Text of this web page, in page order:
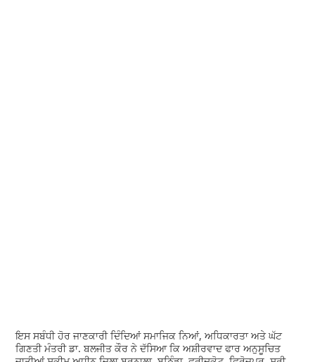
ਇਸ ਸਬੰਧੀ ਹੋਰ ਜਾਣਕਾਰੀ ਦਿੰਦਿਆਂ ਸਮਾਜਿਕ ਨਿਆਂ, ਅਧਿਕਾਰਤਾ ਅਤੇ ਘੱਟ
ਗਿਣਤੀ ਮੰਤਰੀ ਡਾ. ਬਲਜੀਤ ਕੌਰ ਨੇ ਦੱਸਿਆ ਕਿ ਅਸ਼ੀਰਵਾਦ ਫਾਰ ਅਨੁਸੂਚਿਤ